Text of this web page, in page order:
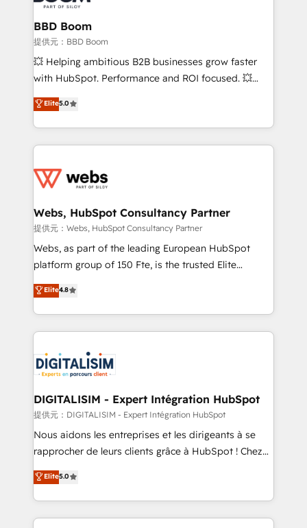
Complex platform migrations and data cleanups •
Custom APIs and third-party integrations 📈 End-to-
End Revenue Acceleration • Lifecycle marketing and
pipeline growth programs • Sales enablement tools
and CRM optimization • Retention strategies with
Execution • 750+ onboardings and 2,000+
implementations • Deep expertise across marketing,
BBD Boom
提供元：BBD Boom
💥 Helping ambitious B2B businesses grow faster
with HubSpot. Performance and ROI focused. 💥
BBD Boom is the HubSpot partner that can help you
to HubSpot Better. We work with your teams to
solve all your HubSpot challenges and improve user
adoption, sales process and marketing results.
the first time 🔧 Designing and optimising your
and build using HubSpot 🔌 Integrating HubSpot
with other systems 🎓 Training your teams to be
HubSpot pros 📊 Lead generation services using
HubSpot Why us? - SIX HubSpot Accreditations -
CRM, Solutions Architecture, Onboarding , Data
Migration, Custom Integration & Platform
team of 25+ experts Contact us today to help you
get more from your investment in HubSpot.
Elite5.0
Webs, HubSpot Consultancy Partner
提供元：Webs, HubSpot Consultancy Partner
Webs, as part of the leading European HubSpot
platform group of 150 Fte, is the trusted Elite
HubSpot CRM Partner offering you a roadmap on
maximizing EBITDA and achieving Commercial
Excellence. With our targeted processes, we
strengthen your digital transformation and minimize
Implementation partner, we provide expertise to
drive your business forward. Since 2015 we are fully
dedicated to HubSpot and with an experienced
team (50+), we work with reputable companies in
B2B sectors such as manufacturing, SaaS and
business services. We prepare a customized
impact of your digital transformation, including a
detailed financial rationale with a focus on ROI and
Elite4.8
DIGITALISIM - Expert Intégration HubSpot
提供元：DIGITALISIM - Expert Intégration HubSpot
Nous aidons les entreprises et les dirigeants à se
rapprocher de leurs clients grâce à HubSpot ! Chez
DIGITALISIM, nous avons l'intime conviction que la
réussite des entreprises passe par l’innovation web,
le marketing digital, et la relation client ! C'est
pourquoi, nos experts sont à la fois capables de
Elite5.0